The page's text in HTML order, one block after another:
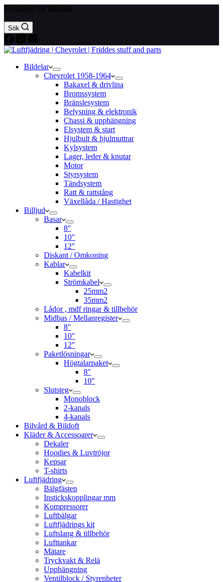
Sök
Bildelar
Chevrolet 1958-1964
Bakaxel & drivlina
Bromssystem
Bränslesystem
Belysning & elektronik
Chassi & upphängning
Elsystem & start
Hjulbult & hjulmuttrar
Kylsystem
Lager, leder & knutar
Motor
Styrsystem
Tändsystem
Ratt & rattstång
Växellåda / Hastighet
Billjud
Basar
8″
10″
12″
Diskant / Omkoning​
Kablar
Kabelkit
Strömkabel
25mm2
35mm2
Lådor , mdf ringar & tillbehör
Midbas / Mellanregister
8″
10″
12″
Paketlösningar
Högtalarpaket
8″
10″
Slutsteg
Monoblock
2-kanals
4-kanals
Bilvård & Bildoft
Kläder & Accessoarer
Dekaler
Hoodies & Luvtröjor
Kepsar
T-shirts
Luftfjädring
Bälgfästen
Instickskopplingar mm
Kompressorer
Luftbälgar
Luftfjädrings kit
Luftslang & tillbehör
Lufttankar
Mätare
Tryckvakt & Relä
Upphängning
Ventilblock / Styrenheter